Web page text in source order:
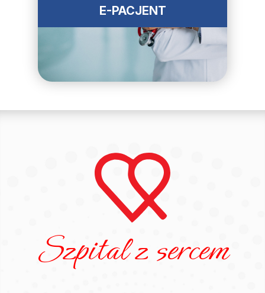
E-PACJENT
Szpital z sercem